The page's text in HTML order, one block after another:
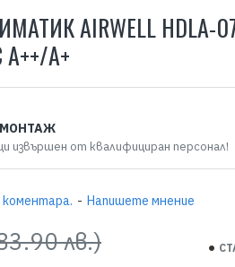
AIRWELL HDLA-
A+
коментара. - Напишете мнение
лв.)
извършен от квалифициран персонал!